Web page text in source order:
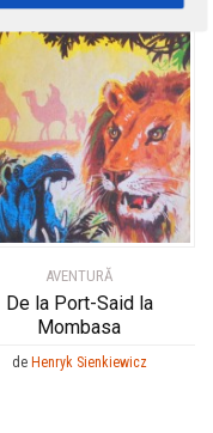
AVENTURĂ
De la Port-Said la
Mombasa
de Henryk Sienkiewicz